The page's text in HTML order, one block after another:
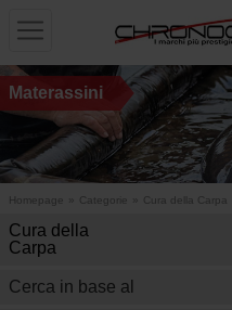
Materassini
Homepage Categorie Cura della Carpa
Cura della
Carpa
Cerca in base al